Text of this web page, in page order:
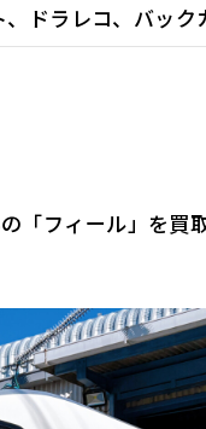
ドラレコ、バック
「フィール」を買